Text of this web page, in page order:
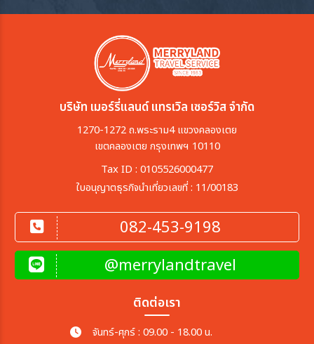
บริษัท เมอร์รี่แลนด์ แทรเวิล เซอร์วิส จำกัด
1270-1272 ถ.พระราม4 แขวงคลองเตย
เขตคลองเตย กรุงเทพฯ 10110
Tax ID : 0105526000477
ใบอนุญาตธุรกิจนำเที่ยวเลขที่ : 11/00183
082-453-9198
@merrylandtravel
ติดต่อเรา
จันทร์-ศุกร์ : 09.00 - 18.00 น.